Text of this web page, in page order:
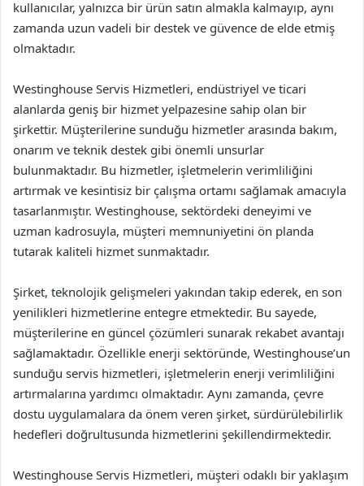
kullanıcılar, yalnızca bir ürün satın almakla kalmayıp, aynı
zamanda uzun vadeli bir destek ve güvence de elde etmiş
olmaktadır.
Westinghouse Servis Hizmetleri, endüstriyel ve ticari
alanlarda geniş bir hizmet yelpazesine sahip olan bir
şirkettir. Müşterilerine sunduğu hizmetler arasında bakım,
onarım ve teknik destek gibi önemli unsurlar
bulunmaktadır. Bu hizmetler, işletmelerin verimliliğini
artırmak ve kesintisiz bir çalışma ortamı sağlamak amacıyla
tasarlanmıştır. Westinghouse, sektördeki deneyimi ve
uzman kadrosuyla, müşteri memnuniyetini ön planda
tutarak kaliteli hizmet sunmaktadır.
Şirket, teknolojik gelişmeleri yakından takip ederek, en son
yenilikleri hizmetlerine entegre etmektedir. Bu sayede,
müşterilerine en güncel çözümleri sunarak rekabet avantajı
sağlamaktadır. Özellikle enerji sektöründe, Westinghouse’un
sunduğu servis hizmetleri, işletmelerin enerji verimliliğini
artırmalarına yardımcı olmaktadır. Aynı zamanda, çevre
dostu uygulamalara da önem veren şirket, sürdürülebilirlik
hedefleri doğrultusunda hizmetlerini şekillendirmektedir.
Westinghouse Servis Hizmetleri, müşteri odaklı bir yaklaşım